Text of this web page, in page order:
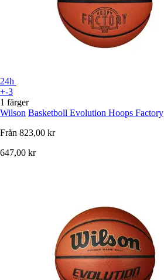
24h
+-3
1 färger
Wilson Basketboll Evolution Hoops Factory
Från 823,00 kr
647,00 kr